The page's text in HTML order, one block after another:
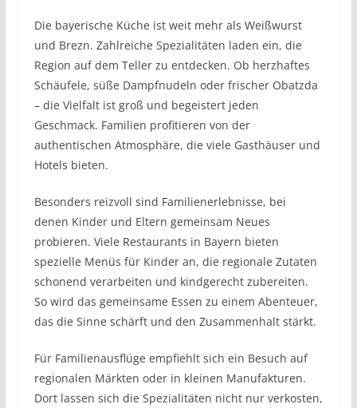
Die bayerische Küche ist weit mehr als Weißwurst
und Brezn. Zahlreiche Spezialitäten laden ein, die
Region auf dem Teller zu entdecken. Ob herzhaftes
Schäufele, süße Dampfnudeln oder frischer Obatzda
– die Vielfalt ist groß und begeistert jeden
Geschmack. Familien profitieren von der
authentischen Atmosphäre, die viele Gasthäuser und
Hotels bieten.
Besonders reizvoll sind Familienerlebnisse, bei
denen Kinder und Eltern gemeinsam Neues
probieren. Viele Restaurants in Bayern bieten
spezielle Menüs für Kinder an, die regionale Zutaten
schonend verarbeiten und kindgerecht zubereiten.
So wird das gemeinsame Essen zu einem Abenteuer,
das die Sinne schärft und den Zusammenhalt stärkt.
Für Familienausflüge empfiehlt sich ein Besuch auf
regionalen Märkten oder in kleinen Manufakturen.
Dort lassen sich die Spezialitäten nicht nur verkosten,